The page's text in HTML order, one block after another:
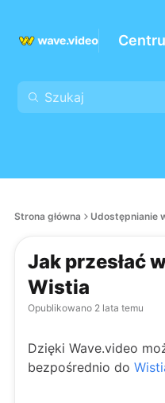
Strona główna Udostępnianie
Jak przesłać
Wistia
Opublikowano 2 lata temu
Dzięki Wave.video
bezpośrednio do